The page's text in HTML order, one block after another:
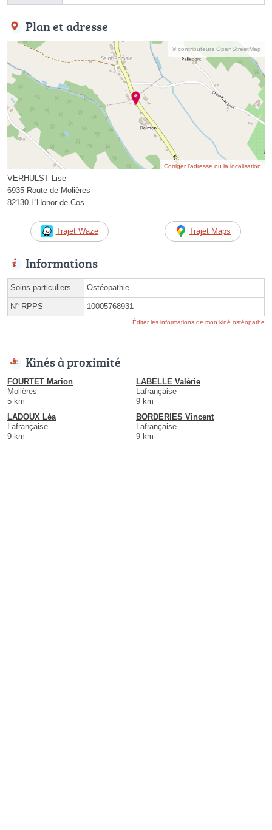
Plan et adresse
© contributeurs OpenStreetMap
Corriger l’adresse ou la localisation
VERHULST Lise
6935 Route de Molières
82130 L'Honor-de-Cos
Trajet Waze Trajet Maps
Informations
Soins particuliers Ostéopathie
N° RPPS 10005768931
Éditer les informations de mon kiné ostéopathe
Kinés à proximité
FOURTET Marion
Molières
5 km
LABELLE Valérie
Lafrançaise
9 km
LADOUX Léa
Lafrançaise
9 km
BORDERIES Vincent
Lafrançaise
9 km